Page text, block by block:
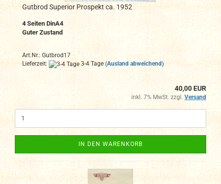
Gutbrod Superior Prospekt ca. 1952
4 Seiten DinA4
Guter Zustand
Art.Nr.: Gutbrod17
Lieferzeit:
3-4 Tage (Ausland abweichend)
40,00 EUR
inkl. 7% MwSt. zzgl. Versand
IN DEN WARENKORB